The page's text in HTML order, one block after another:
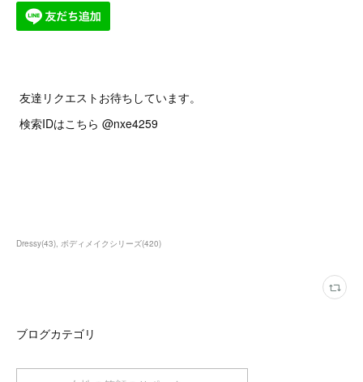
友達リクエストお待ちしています。
検索IDはこちら @nxe4259
Dressy(43) ボディメイクシリーズ(420)
ブログカテゴリ